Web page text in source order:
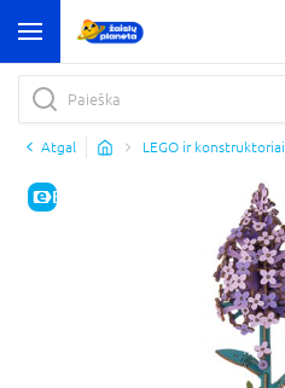
Atgal LEGO ir konstruktoriai
E-KAINA